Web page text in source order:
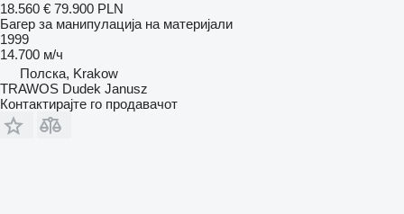
18.560 € 79.900 PLN
Багер за манипулација на материјали
1999
14.700 м/ч
Полска, Krakow
TRAWOS Dudek Janusz
Контактирајте го продавачот